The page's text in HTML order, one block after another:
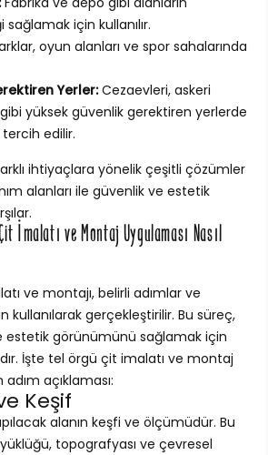
için kullanılır.
oyun alanları ve spor sahalarında
Yerler:Cezaevleri, askeri
yüksek güvenlik gerektiren yerlerde
edilir.
ihtiyaçlara yönelik çeşitli çözümler
alanları ile güvenlik ve estetik
İmalatı ve Montaj Uygulaması Nasıl
ve montajı, belirli adımlar ve
kullanılarak gerçekleştirilir. Bu süreç,
estetik görünümünü sağlamak için
İşte tel örgü çit imalatı ve montaj
açıklaması:
Keşif
alanın keşfi ve ölçümüdür. Bu
topografyası ve çevresel